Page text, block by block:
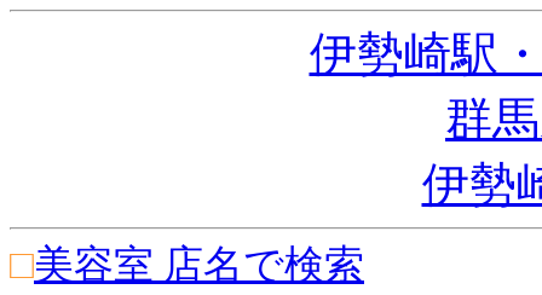
伊勢崎駅
群
伊勢
□美容室 店名で検索